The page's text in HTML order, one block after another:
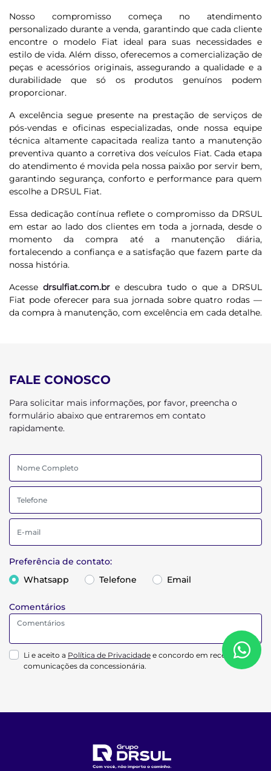
Nosso compromisso começa no atendimento
personalizado durante a venda, garantindo que cada cliente
encontre o modelo Fiat ideal para suas necessidades e
estilo de vida. Além disso, oferecemos a comercialização de
peças e acessórios originais, assegurando a qualidade e a
durabilidade que só os produtos genuínos podem
proporcionar.
A excelência segue presente na prestação de serviços de
pós-vendas e oficinas especializadas, onde nossa equipe
técnica altamente capacitada realiza tanto a manutenção
preventiva quanto a corretiva dos veículos Fiat. Cada etapa
do atendimento é movida pela nossa paixão por servir bem,
garantindo segurança, conforto e performance para quem
escolhe a DRSUL Fiat.
Essa dedicação contínua reflete o compromisso da DRSUL
em estar ao lado dos clientes em toda a jornada, desde o
momento da compra até a manutenção diária,
fortalecendo a confiança e a satisfação que fazem parte da
nossa história.
Acesse drsulfiat.com.bre descubra tudo o que a DRSUL
Fiat pode oferecer para sua jornada sobre quatro rodas —
da compra à manutenção, com excelência em cada detalhe.
FALE CONOSCO
Para solicitar mais informações, por favor, preencha o
formulário abaixo que entraremos em contato
rapidamente.
Preferência de contato:
Whatsapp
Telefone Email
Comentários
Li e aceito a Política de Privacidade e concordo em receber
comunicações da concessionária.